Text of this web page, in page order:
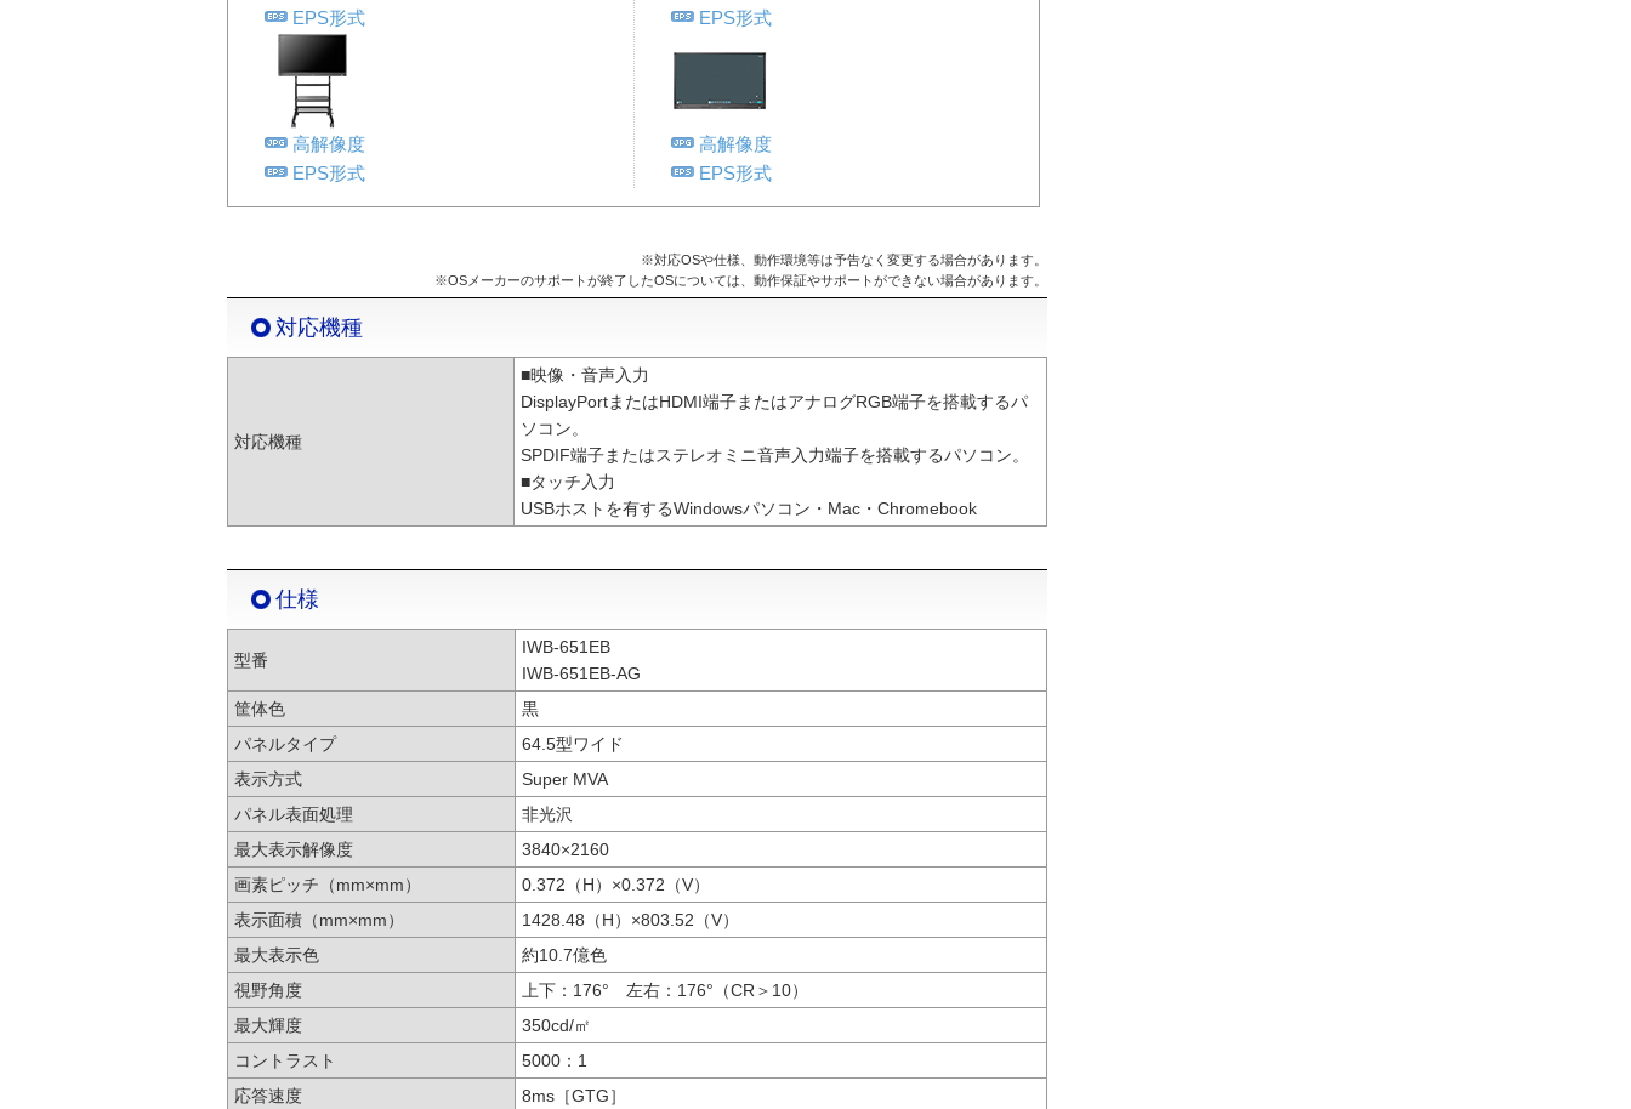
EPS形式
高解像度
EPS形式
EPS形式
高解像度
EPS形式
※対応OSや仕様、動作環境等は予告なく変更する場合があります。
※OSメーカーのサポートが終了したOSについては、動作保証やサポートができない場合があります。
対応機種
対応機種
■映像・音声入力
DisplayPortまたはHDMI端子またはアナログRGB端子を搭載するパ
ソコン。
SPDIF端子またはステレオミニ音声入力端子を搭載するパソコン。
■タッチ入力
USBホストを有するWindowsパソコン・Mac・Chromebook
仕様
型番
IWB-651EB
IWB-651EB-AG
筐体色
黒
パネルタイプ
64.5型ワイド
表示方式
Super MVA
パネル表面処理
非光沢
最大表示解像度
3840×2160
画素ピッチ（mm×mm）
0.372（H）×0.372（V）
表示面積（mm×mm）
1428.48（H）×803.52（V）
最大表示色
約10.7億色
視野角度
上下：176° 左右：176°（CR＞10）
最大輝度
350cd/㎡
コントラスト
5000：1
応答速度
8ms［GTG］